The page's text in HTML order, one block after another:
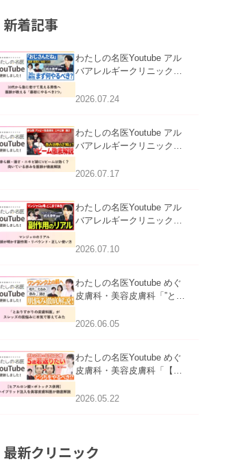
新着記事
わたしの名医Youtube アル
バアレルギークリニック札
える男性へ｜医師が教える
2026.07.24
わたしの名医Youtube アル
バアレルギークリニック札
跡にVビームは効く？向い
2026.07.17
わたしの名医Youtube アル
バアレルギークリニック札
医師が明かす副作用・リバ
2026.07.10
わたしの名医Youtube めぐ
皮膚科・美容皮膚科「”とお
ッズの肌悩みに本気で答え
2026.06.05
わたしの名医Youtube めぐ
皮膚科・美容皮膚科「【ヒ
用】ハイブリッド注入を美
2026.05.22
最新クリニック